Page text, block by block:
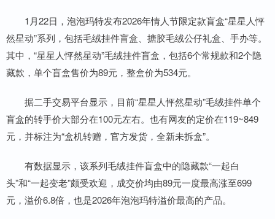
1月22日，泡泡玛特发布2026年情人节限定款盲盒“星星人怦
然星动”系列，包括毛绒挂件盲盒、搪胶毛绒公仔礼盒、手办等。
其中，“星星人怦然星动”毛绒挂件盲盒，包括6个常规款和2个隐
藏款，单个盲盒售价为89元，整盒价为534元。
据二手交易平台显示，目前“星星人怦然星动”毛绒挂件单个
盲盒的转手价大部分在100元左右。也有网友的定价在119~849
元，并标注为“盒机转赠，官方发货，全新未拆盒”。
有数据显示，该系列毛绒挂件盲盒中的隐藏款“一起白
头”和“一起变老”颇受欢迎，成交价均由89元一度最高涨至699
元，溢价6.8倍，也是2026年泡泡玛特溢价最高的产品。